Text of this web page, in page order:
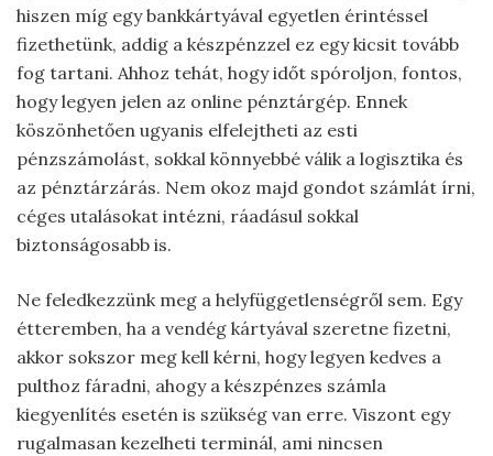
hiszen míg egy bankkártyával egyetlen érintéssel
fizethetünk, addig a készpénzzel ez egy kicsit tovább
fog tartani. Ahhoz tehát, hogy időt spóroljon, fontos,
hogy legyen jelen az online pénztárgép. Ennek
köszönhetően ugyanis elfelejtheti az esti
pénzszámolást, sokkal könnyebbé válik a logisztika és
az pénztárzárás. Nem okoz majd gondot számlát írni,
céges utalásokat intézni, ráadásul sokkal
biztonságosabb is.
Ne feledkezzünk meg a helyfüggetlenségről sem. Egy
étteremben, ha a vendég kártyával szeretne fizetni,
akkor sokszor meg kell kérni, hogy legyen kedves a
pulthoz fáradni, ahogy a készpénzes számla
kiegyenlítés esetén is szükség van erre. Viszont egy
rugalmasan kezelheti terminál, ami nincsen